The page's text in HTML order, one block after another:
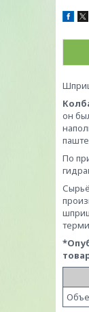
он
По